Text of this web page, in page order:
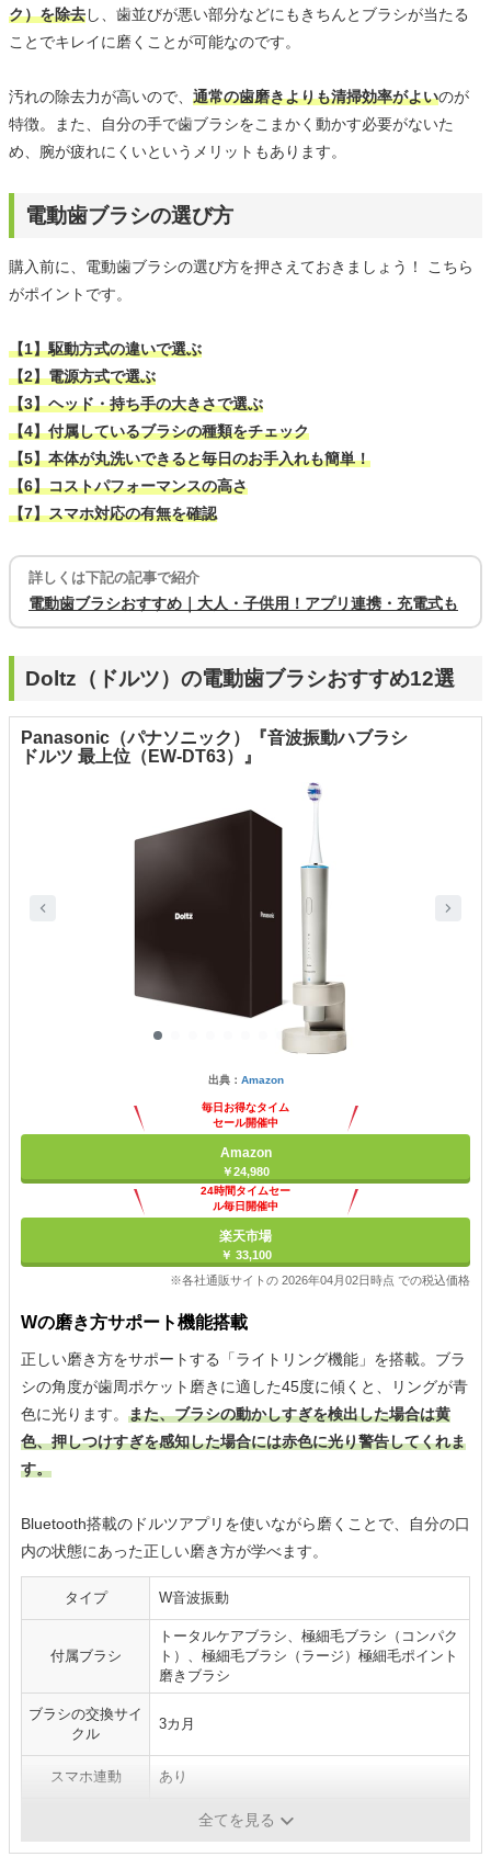
ク）を除去し、歯並びが悪い部分などにもきちんとブラシが当たる
ことでキレイに磨くことが可能なのです。
汚れの除去力が高いので、 通常の歯磨きよりも清掃効率がよいのが
特徴。また、自分の手で歯ブラシをこまかく動かす必要がないた
め、腕が疲れにくいというメリットもあります。
電動歯ブラシの選び方
購入前に、電動歯ブラシの選び方を押さえておきましょう！ こちら
がポイントです。
【1】駆動方式の違いで選ぶ
【2】電源方式で選ぶ
【3】ヘッド・持ち手の大きさで選ぶ
【4】付属しているブラシの種類をチェック
【5】本体が丸洗いできると毎日のお手入れも簡単！
【6】コストパフォーマンスの高さ
【7】スマホ対応の有無を確認
詳しくは下記の記事で紹介
電動歯ブラシおすすめ｜大人・子供用！アプリ連携・充電式も
Doltz（ドルツ）の電動歯ブラシおすすめ12選
Panasonic（パナソニック）『音波振動ハブラシ
ドルツ 最上位（EW-DT63）』
出典： Amazon
毎日お得なタイム
セール開催中
Amazon
￥24,980
24時間タイムセー
ル毎日開催中
楽天市場
￥ 33,100
※各社通販サイトの 2026年04月02日時点 での税込価格
Wの磨き方サポート機能搭載
正しい磨き方をサポートする「ライトリング機能」を搭載。ブラ
シの角度が歯周ポケット磨きに適した45度に傾くと、リングが青
色に光ります。 また、ブラシの動かしすぎを検出した場合は黄
色、押しつけすぎを感知した場合には赤色に光り警告してくれま
す。
Bluetooth搭載のドルツアプリを使いながら磨くことで、自分の口
内の状態にあった正しい磨き方が学べます。
タイプ W音波振動
付属ブラシ
トータルケアブラシ、極細毛ブラシ（コンパク
ト）、極細毛ブラシ（ラージ）極細毛ポイント
磨きブラシ
ブラシの交換サイ
クル
3カ月
スマホ連動 あり
充電式全てを見る